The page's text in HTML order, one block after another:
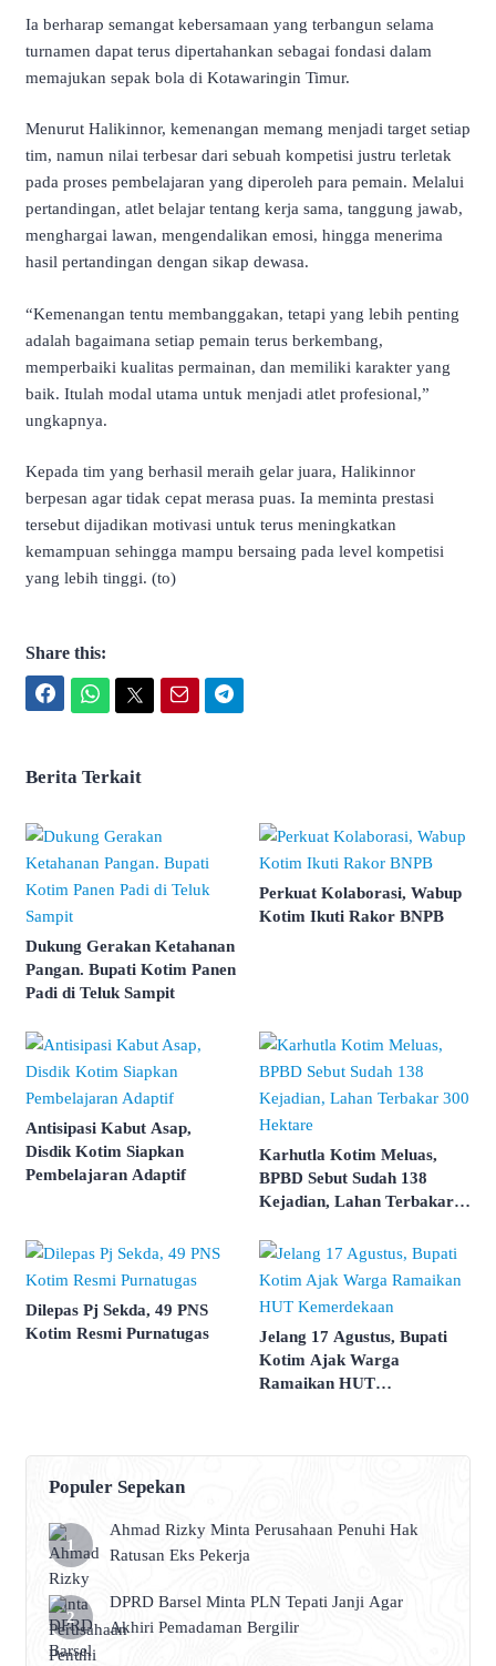
Ia berharap semangat kebersamaan yang terbangun selama
turnamen dapat terus dipertahankan sebagai fondasi dalam
memajukan sepak bola di Kotawaringin Timur.
Menurut Halikinnor, kemenangan memang menjadi target setiap
tim, namun nilai terbesar dari sebuah kompetisi justru terletak
pada proses pembelajaran yang diperoleh para pemain. Melalui
pertandingan, atlet belajar tentang kerja sama, tanggung jawab,
menghargai lawan, mengendalikan emosi, hingga menerima
hasil pertandingan dengan sikap dewasa.
“Kemenangan tentu membanggakan, tetapi yang lebih penting
adalah bagaimana setiap pemain terus berkembang,
memperbaiki kualitas permainan, dan memiliki karakter yang
baik. Itulah modal utama untuk menjadi atlet profesional,”
ungkapnya.
Kepada tim yang berhasil meraih gelar juara, Halikinnor
berpesan agar tidak cepat merasa puas. Ia meminta prestasi
tersebut dijadikan motivasi untuk terus meningkatkan
kemampuan sehingga mampu bersaing pada level kompetisi
yang lebih tinggi. (to)
Share this:
Berita Terkait
Dukung Gerakan Ketahanan
Pangan. Bupati Kotim Panen
Padi di Teluk Sampit
Perkuat Kolaborasi, Wabup
Kotim Ikuti Rakor BNPB
Antisipasi Kabut Asap,
Disdik Kotim Siapkan
Pembelajaran Adaptif
Karhutla Kotim Meluas,
BPBD Sebut Sudah 138
Kejadian, Lahan Terbakar
Dilepas Pj Sekda, 49 PNS
Kotim Resmi Purnatugas
Jelang 17 Agustus, Bupati
Kotim Ajak Warga
Ramaikan HUT
Populer Sepekan
Ahmad Rizky Minta Perusahaan Penuhi Hak
Ratusan Eks Pekerja
DPRD Barsel Minta PLN Tepati Janji Agar
Akhiri Pemadaman Bergilir